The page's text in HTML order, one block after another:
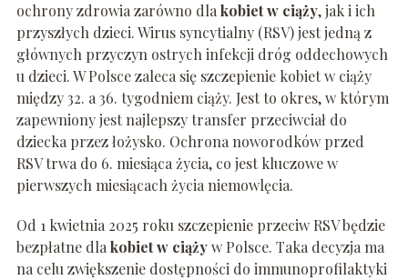
ochrony zdrowia zarówno dlakobiet w ciąży, jak i ich
przyszłych dzieci. Wirus syncytialny (RSV) jest jedną z
głównych przyczyn ostrych infekcji dróg oddechowych
u dzieci. W Polsce zaleca się szczepienie kobiet w ciąży
między 32. a 36. tygodniem ciąży. Jest to okres, w którym
zapewniony jest najlepszy transfer przeciwciał do
dziecka przez łożysko. Ochrona noworodków przed
RSV trwa do 6. miesiąca życia, co jest kluczowe w
pierwszych miesiącach życia niemowlęcia.
Od 1 kwietnia 2025 roku szczepienie przeciw RSV będzie
bezpłatne dlakobiet w ciążyw Polsce. Taka decyzja ma
na celu zwiększenie dostępności do immunoprofilaktyki